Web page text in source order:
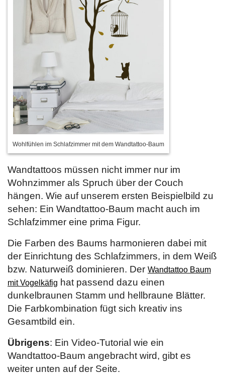
Wohlfühlen im Schlafzimmer mit dem Wandtattoo-Baum
Wandtattoos müssen nicht immer nur im
Wohnzimmer als Spruch über der Couch
hängen. Wie auf unserem ersten Beispielbild zu
sehen: Ein Wandtattoo-Baum macht auch im
Schlafzimmer eine prima Figur.
Die Farben des Baums harmonieren dabei mit
der Einrichtung des Schlafzimmers, in dem Weiß
bzw. Naturweiß dominieren. Der Wandtattoo Baum
mit Vogelkäfig hat passend dazu einen
dunkelbraunen Stamm und hellbraune Blätter.
Die Farbkombination fügt sich kreativ ins
Gesamtbild ein.
Übrigens: Ein Video-Tutorial wie ein
Wandtattoo-Baum angebracht wird, gibt es
weiter unten auf der Seite.